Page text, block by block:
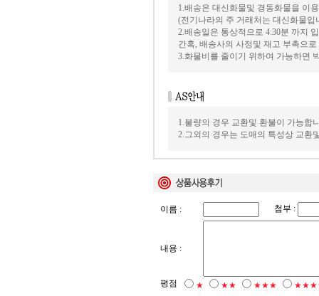
1.배송은 대신화물및 경동화물을 이
(전기나라의 주 거래처는 대신화물입
2.배송일은 통상적으로 4:30분 까지
간혹, 배송사의 사정및 재고 부촉으
3.화물비를 줄이기 위하여 가능하면
1.불량의 경우 교환및 환불이 가능합
2.그외의 경우는 도매의 특성상 교환
이름 : 첨부 :
내용 :
평점 ★ ★★ ★★★